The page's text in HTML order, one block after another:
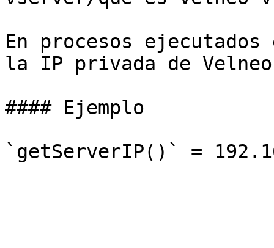
En procesos
la IP privada de
#### Ejemplo